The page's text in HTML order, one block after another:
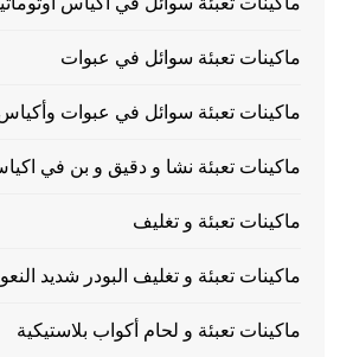
ماكينات تعبئة سوائل في عبوات
ماكينات تعبئة سوائل في عبوات
ماكينات تعبئة نشا و دقيق و بن في
ماكينات تعبئة و تغليف
ماكينات تعبئة و تغليف البودر شديد
ماكينات تعبئة و لحام أكواب بلاستيكية